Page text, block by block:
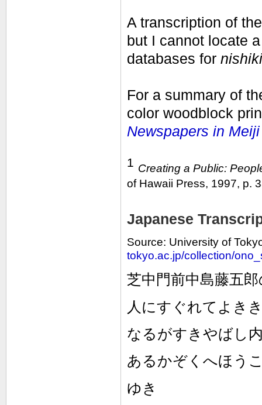
A transcription of
but I cannot locate
databases for
For a summary of
color woodblock
Newspapers in
1 Creating a Public:
of Hawaii Press, 1997, p.
Japanese
Source: University of
tokyo.ac.jp/collection/
芝中門前中島藤五
人にすぐれてよき
なるがすきやばし
あるかぞくへほう
ゆき